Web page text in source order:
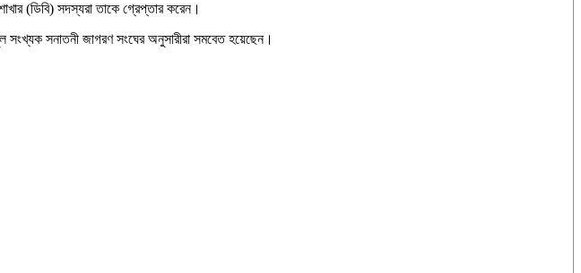
(ডিবি) সদস্যরা তাকে গ্রেপ্তার করেন।
সনাতনী জাগরণ সংঘের অনুসারীরা সমবেত হয়েছেন।